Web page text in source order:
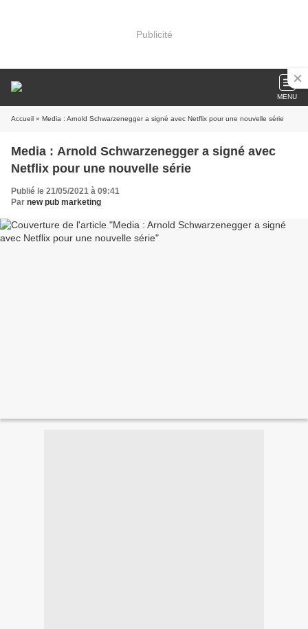
Publicité
MENU
Accueil » Media : Arnold Schwarzenegger a signé avec Netflix pour une nouvelle série
Media : Arnold Schwarzenegger a signé avec
Netflix pour une nouvelle série
Publié le 21/05/2021 à 09:41
Par new pub marketing